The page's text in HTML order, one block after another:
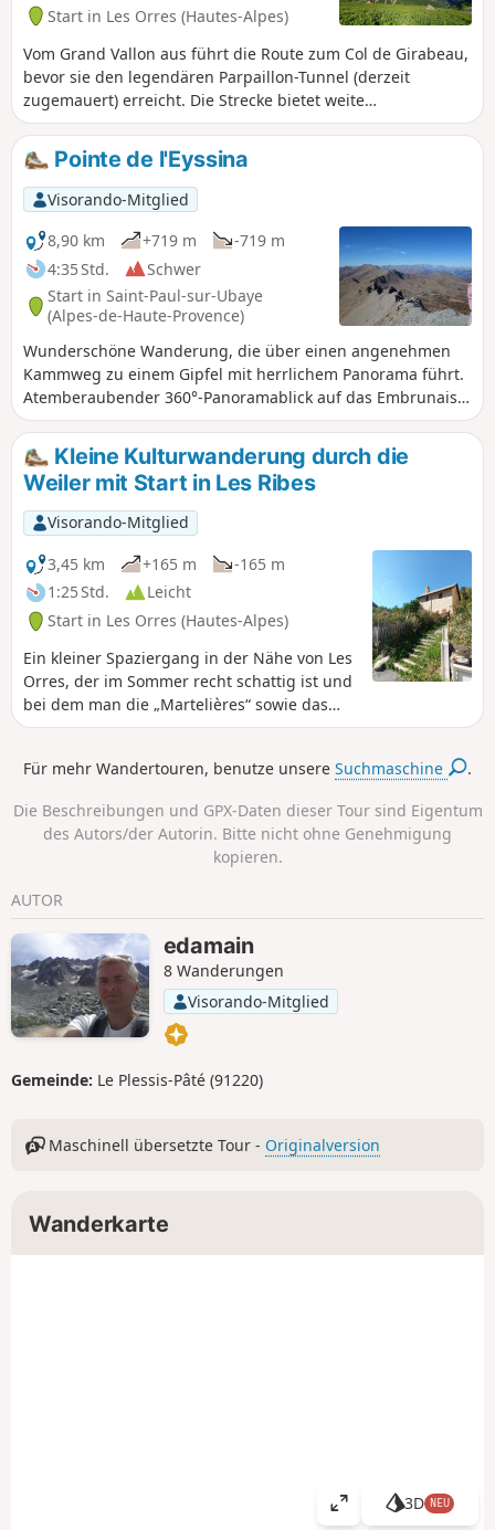
Start in Les Orres (Hautes-Alpes)
Vom Grand Vallon aus führt die Route zum Col de Girabeau,
bevor sie den legendären Parpaillon-Tunnel (derzeit
zugemauert) erreicht. Die Strecke bietet weite
Panoramablicke und stellt eine schöne Alternative in der
Natur zur Piste de Crévoux dar, die im Sommer von
Kraftfahrzeugen stark frequentiert wird.
Pointe de l'Eyssina
Visorando-Mitglied
8,90 km
+719 m
-719 m
4:35 Std.
Schwer
Start in Saint-Paul-sur-Ubaye
(Alpes-de-Haute-Provence)
Wunderschöne Wanderung, die über einen angenehmen
Kammweg zu einem Gipfel mit herrlichem Panorama führt.
Atemberaubender 360°-Panoramablick auf das Embrunais,
das Dévoluy, die Écrins, das Queyras und das Ubaye. Die
Route verläuft auf einem nicht markierten Weg, daher sollte
die Beschreibung durch die App Visorando ergänzt werden.
Kleine Kulturwanderung durch die
Weiler mit Start in Les Ribes
Visorando-Mitglied
3,45 km
+165 m
-165 m
1:25 Std.
Leicht
Start in Les Orres (Hautes-Alpes)
Ein kleiner Spaziergang in der Nähe von Les
Orres, der im Sommer recht schattig ist und
bei dem man die „Martelières“ sowie das
Kulturerbe der durchquerten Weiler
Kapellen, eine alte Schule und Brunnen.
die Beine in Schwung bringt – aber dafür
geht es anschließend umso besser wieder
Für mehr Wandertouren, benutze unsereSuchmaschine .
Die Beschreibungen und GPX-Daten dieser Tour sind Eigentum
des Autors/der Autorin. Bitte nicht ohne Genehmigung
kopieren.
AUTOR
edamain
8 Wanderungen
Visorando-Mitglied
Gemeinde: Le Plessis-Pâté (91220)
Maschinell übersetzte Tour - Originalversion
Wanderkarte
K
3D NEU